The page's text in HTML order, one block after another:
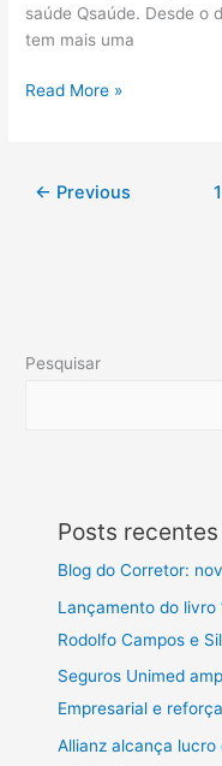
saúde Qsaúde. Desde o
tem mais uma
Read More »
← Previous 1
Pesquisar
Posts recentes
Blog do Corretor:
Lançamento do livro
Rodolfo Campos e
Seguros Unimed
Empresarial e
Allianz alcança lucro